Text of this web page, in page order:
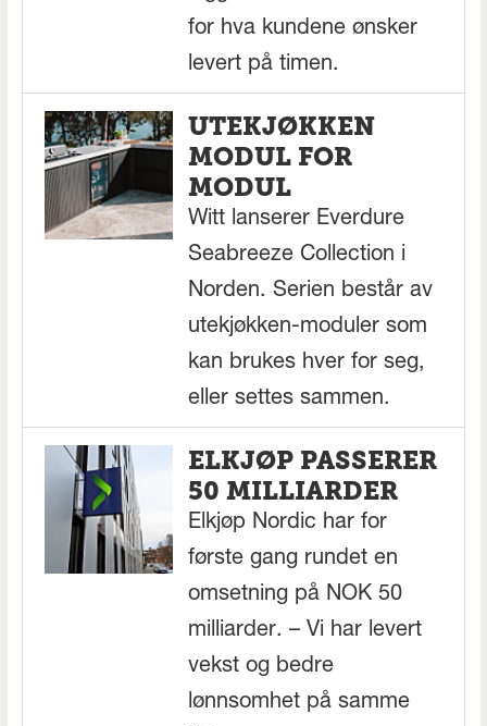
for hva kundene ønsker
levert på timen.
UTEKJØKKEN
MODUL FOR
MODUL
Witt lanserer Everdure
Seabreeze Collection i
Norden. Serien består av
utekjøkken-moduler som
kan brukes hver for seg,
eller settes sammen.
ELKJØP PASSERER
50 MILLIARDER
Elkjøp Nordic har for
første gang rundet en
omsetning på NOK 50
milliarder. – Vi har levert
vekst og bedre
lønnsomhet på samme